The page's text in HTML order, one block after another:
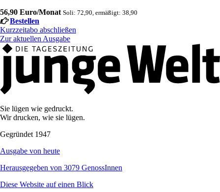
56,90 Euro/Monat Soli: 72,90, ermäßigt: 38,90
Bestellen
Kurzzeitabo abschließen
Zur aktuellen Ausgabe
Sie lügen wie gedruckt.
Wir drucken, wie sie lügen.
Gegründet 1947
Ausgabe von heute
Herausgegeben von 3079 GenossInnen
Diese Website auf einen Blick